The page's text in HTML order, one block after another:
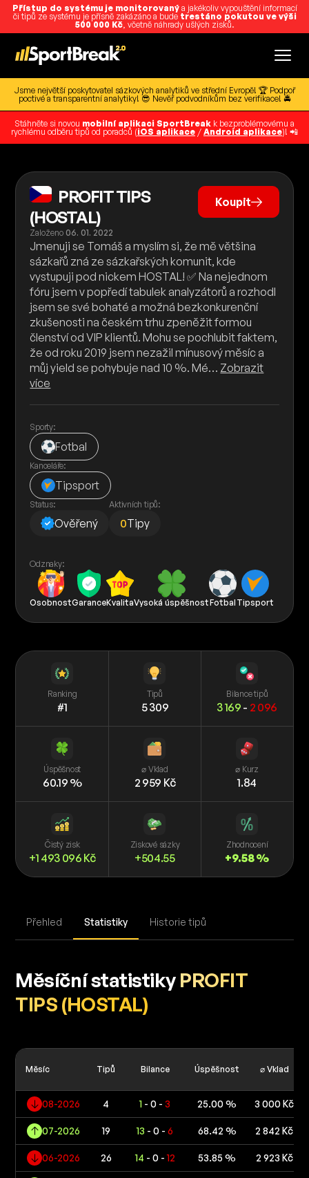
Přístup do systému je monitorovanýa jakékoliv vypouštění informací
či tipů ze systému je přísně zakázáno a bude trestáno pokutou ve výši
500 000 Kč, včetně náhrady ušlých zisků.
Jsme největší poskytovatel sázkových analytiků ve střední Evropě! 🏆 Podpoř
poctivé a transparentní analytiky! 😎 Nevěř podvodníkům bez verifikace! 🚔
Stáhněte si novou mobilní aplikaci SportBreak k bezproblémovému a
rychlému odběru tipů od poradců (iOS aplikace / Android aplikace)! 📲
PROFIT TIPS
(HOSTAL)
Založeno 06. 01. 2022
Koupit
Jmenuji se Tomáš a myslím si, že mě většina
sázkařů zná ze sázkařských komunit, kde
vystupuji pod nickem HOSTAL! ✅ Na nejednom
fóru jsem v popředí tabulek analyzátorů a rozhodl
jsem se své bohaté a možná bezkonkurenční
zkušenosti na českém trhu zpeněžit formou
členství od VIP klientů. Mohu se pochlubit faktem,
že od roku 2019 jsem nezažil mínusový měsíc a
můj yield se pohybuje nad 10 %. Mé… Zobrazit
více
Sporty:
Fotbal
Kanceláře:
Tipsport
Status:
Ověřený
Aktivních tipů:
0Tipy
Odznaky:
OsobnostGaranceKvalitaVysoká úspěšnostFotbal Tipsport
Ranking
#1
Tipů
5 309
Bilance tipů
3 169 - 2 096
Úspěšnost
60.19 %
⌀ Vklad
2 959 Kč
⌀ Kurz
1.84
Čistý zisk
+1 493 096 Kč
Ziskové sázky
+504.55
Zhodnocení
+9.58 %
Přehled Statistiky Historie tipů
Měsíční statistiky PROFIT
TIPS (HOSTAL)
Měsíc Tipů Bilance Úspěšnost ⌀ Vklad
08-2026 4 1 - 0 -3 25.00 % 3 000 Kč
07-2026 19 13 - 0 -6 68.42 % 2 842 Kč
06-2026 26 14 - 0 -12 53.85 % 2 923 Kč